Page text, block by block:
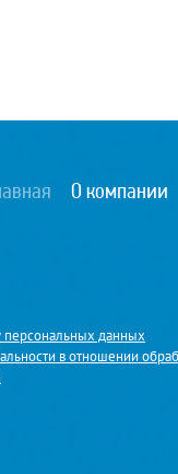
О компании
персональных данных
в отношении